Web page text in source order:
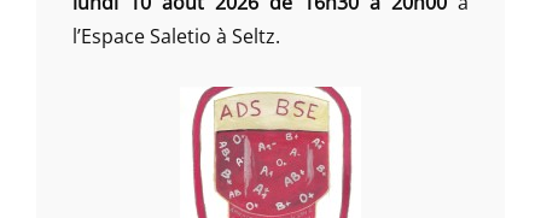
l’Espace Saletio à Seltz.